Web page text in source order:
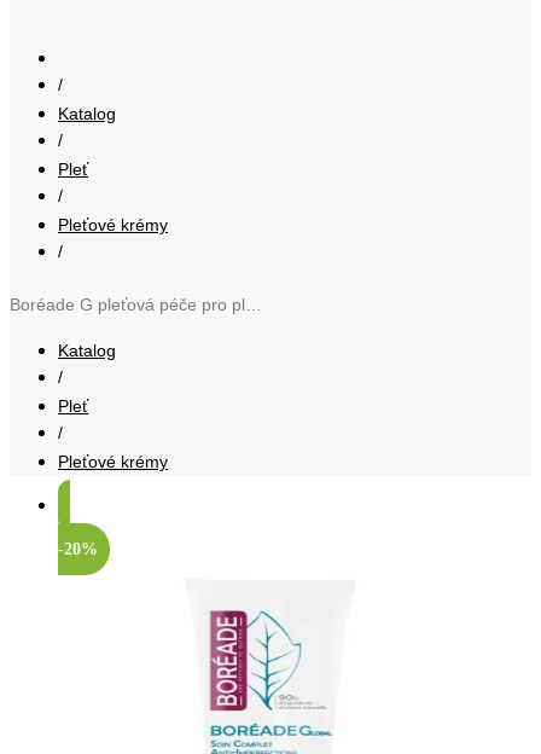
/
Katalog
/
Pleť
/
Pleťové krémy
/
Katalog
/
Pleť
/
Pleťové krémy
-20%